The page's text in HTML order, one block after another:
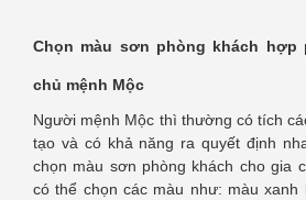
Chọn màu sơn phòng khách hợp
chủ mệnh Mộc
Người mệnh Mộc thì thường có tích
tạo và có khả năng ra quyết định
chọn màu sơn phòng khách cho gia
có thể chọn các màu như: màu xanh